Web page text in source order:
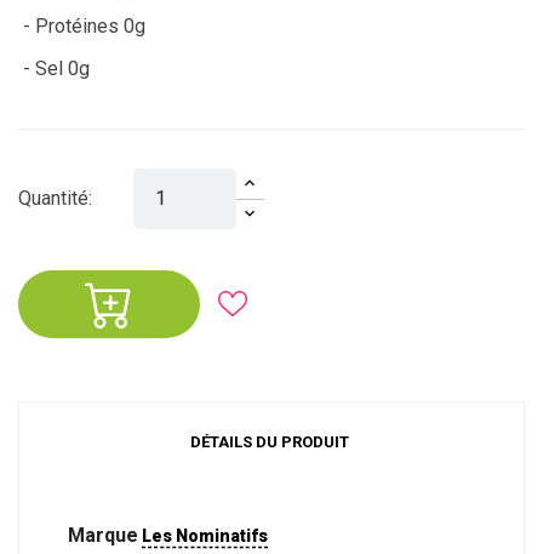
- Protéines 0g
- Sel 0g
Quantité:
DÉTAILS DU PRODUIT
Marque Les Nominatifs